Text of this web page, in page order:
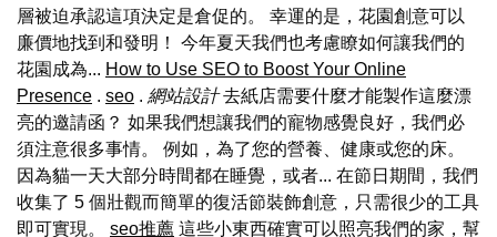
層被迫承認這項決定是倉促的。 幸運的是，花園創意可以
廉價地找到和發明！ 今年夏天我們也考慮瞭如何讓我們的
花園成為... How to Use SEO to Boost Your Online
Presence . seo . 網站設計去紙店需要什麼才能製作這麼漂
亮的邀請函？ 如果我們想讓我們的寵物感覺良好，我們必
須注意很多事情。 例如，為了您的營養、健康或您的床。
因為貓一天大部分時間都在睡覺，或者... 在節日期間，我們
收集了 5 個壯觀而簡單的復活節裝飾創意，只需很少的工具
即可實現。 seo推薦 這些小東西確實可以照亮我們的家，幫